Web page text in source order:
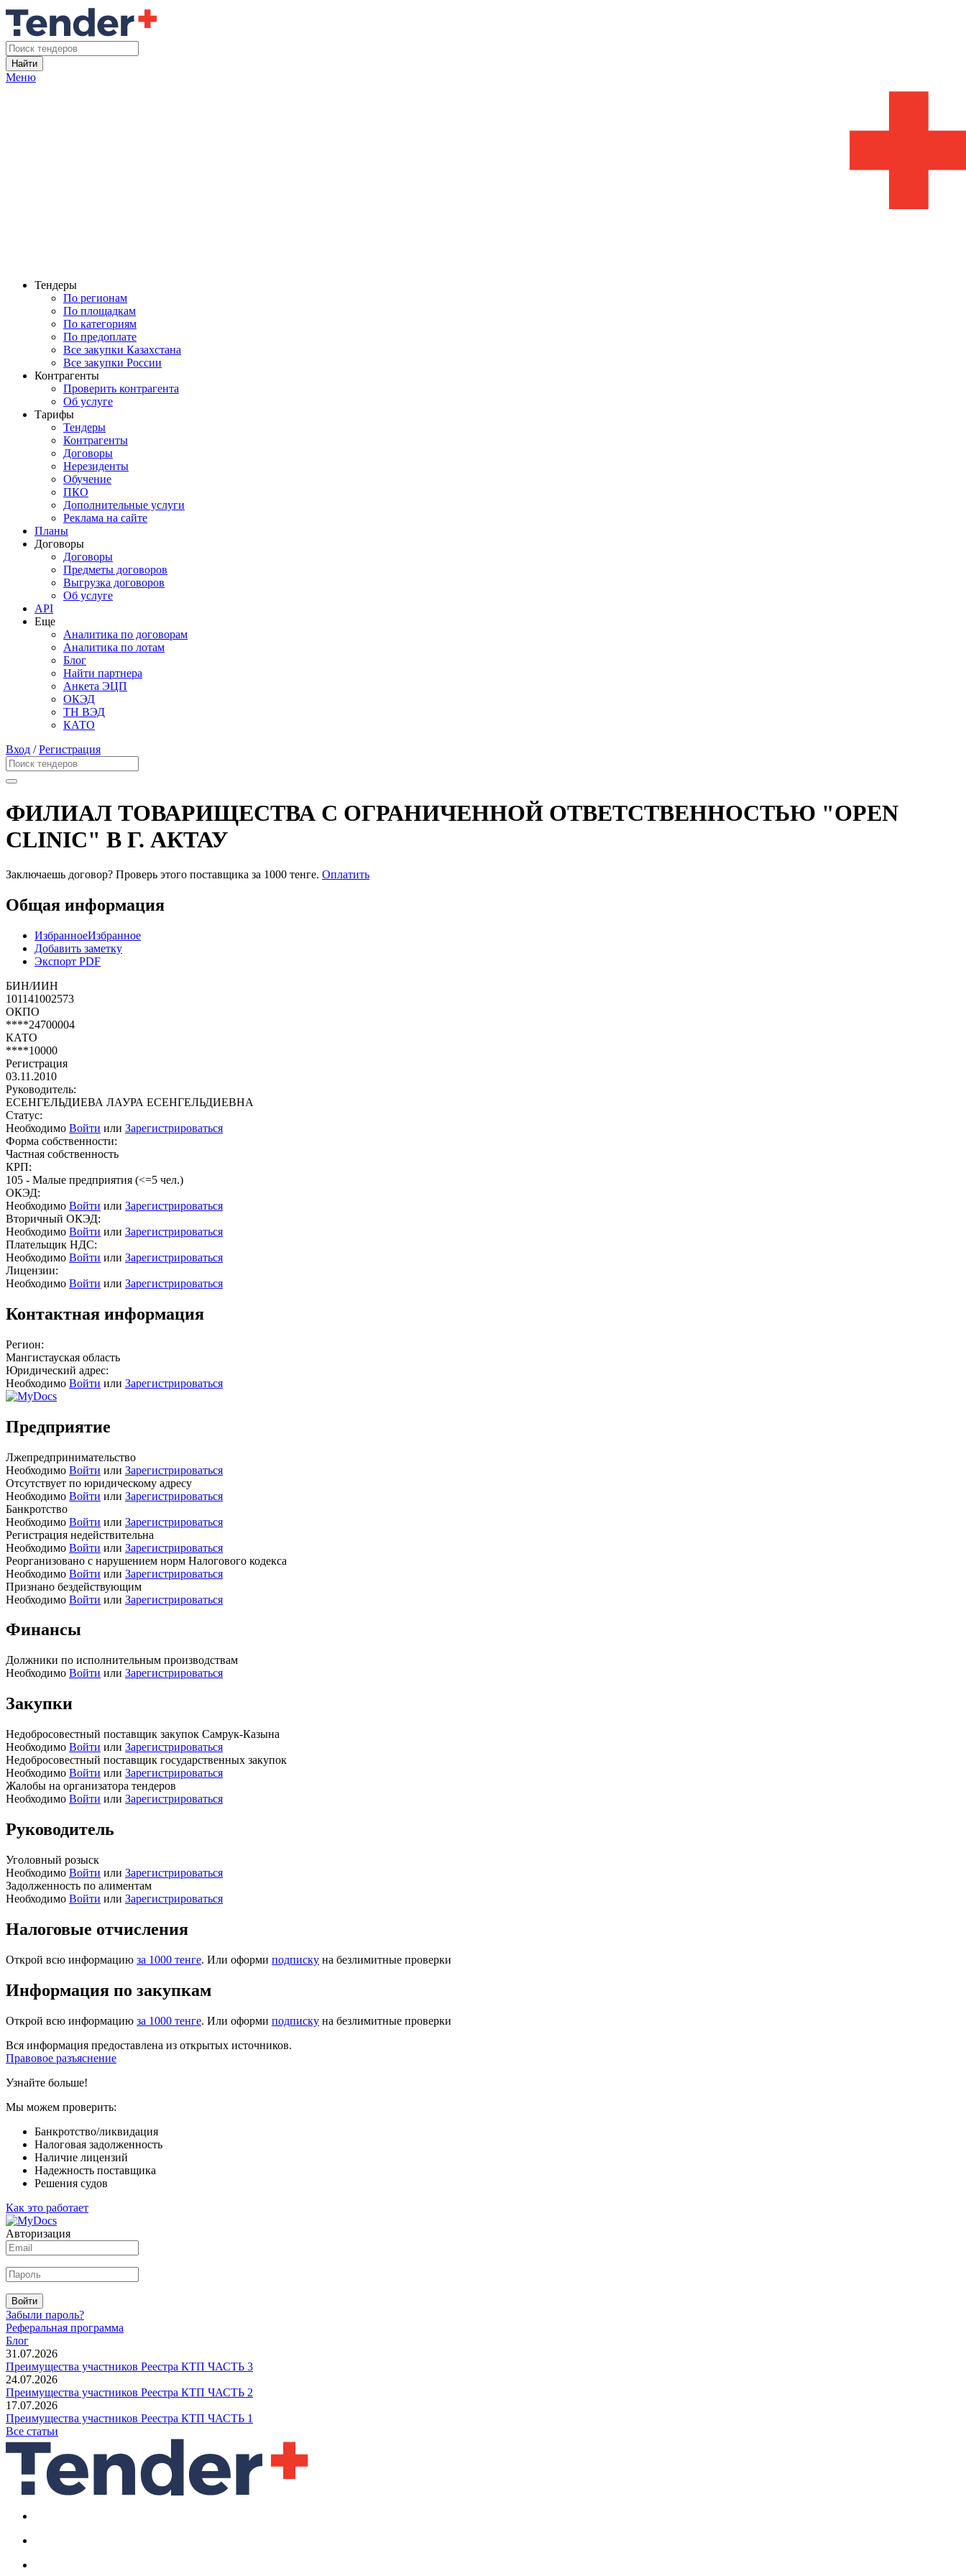
Найти
Меню
Тендеры
По регионам
По площадкам
По категориям
По предоплате
Все закупки Казахстана
Все закупки России
Контрагенты
Проверить контрагента
Об услуге
Тарифы
Тендеры
Контрагенты
Договоры
Нерезиденты
Обучение
ПКО
Дополнительные услуги
Реклама на сайте
Планы
Договоры
Договоры
Предметы договоров
Выгрузка договоров
Об услуге
API
Еще
Аналитика по договорам
Аналитика по лотам
Блог
Найти партнера
Анкета ЭЦП
ОКЭД
ТН ВЭД
КАТО
Вход /Регистрация
ФИЛИАЛ ТОВАРИЩЕСТВА С ОГРАНИЧЕННОЙ ОТВЕТСТВЕННОСТЬЮ "OPEN
CLINIC" В Г. АКТАУ
Заключаешь договор? Проверь этого поставщика за 1000 тенге. Оплатить
Общая информация
ИзбранноеИзбранное
Добавить заметку
Экспорт PDF
БИН/ИИН
101141002573
ОКПО
****24700004
КАТО
****10000
Регистрация
03.11.2010
Руководитель:
ЕСЕНГЕЛЬДИЕВА ЛАУРА ЕСЕНГЕЛЬДИЕВНА
Статус:
Необходимо Войти или Зарегистрироваться
Форма собственности:
Частная собственность
КРП:
105 - Малые предприятия (<=5 чел.)
ОКЭД:
Необходимо Войти или Зарегистрироваться
Вторичный ОКЭД:
Необходимо Войти или Зарегистрироваться
Плательщик НДС:
Необходимо Войти или Зарегистрироваться
Лицензии:
Необходимо Войти или Зарегистрироваться
Контактная информация
Регион:
Мангистауская область
Юридический адрес:
Необходимо Войти или Зарегистрироваться
Предприятие
Лжепредпринимательство
Необходимо Войти или Зарегистрироваться
Отсутствует по юридическому адресу
Необходимо Войти или Зарегистрироваться
Банкротство
Необходимо Войти или Зарегистрироваться
Регистрация недействительна
Необходимо Войти или Зарегистрироваться
Реорганизовано с нарушением норм Налогового кодекса
Необходимо Войти или Зарегистрироваться
Признано бездействующим
Необходимо Войти или Зарегистрироваться
Финансы
Должники по исполнительным производствам
Необходимо Войти или Зарегистрироваться
Закупки
Недобросовестный поставщик закупок Самрук-Казына
Необходимо Войти или Зарегистрироваться
Недобросовестный поставщик государственных закупок
Необходимо Войти или Зарегистрироваться
Жалобы на организатора тендеров
Необходимо Войти или Зарегистрироваться
Руководитель
Уголовный розыск
Необходимо Войти или Зарегистрироваться
Задолженность по алиментам
Необходимо Войти или Зарегистрироваться
Налоговые отчисления
Открой всю информацию за 1000 тенге. Или оформи подписку на безлимитные проверки
Информация по закупкам
Открой всю информацию за 1000 тенге. Или оформи подписку на безлимитные проверки
Вся информация предоставлена из открытых источников.
Правовое разъяснение
Узнайте больше!
Мы можем проверить:
Банкротство/ликвидация
Налоговая задолженность
Наличие лицензий
Надежность поставщика
Решения судов
Как это работает
Авторизация
Войти
Забыли пароль?
Реферальная программа
Блог
31.07.2026
Преимущества участников Реестра КТП ЧАСТЬ 3
24.07.2026
Преимущества участников Реестра КТП ЧАСТЬ 2
17.07.2026
Преимущества участников Реестра КТП ЧАСТЬ 1
Все статьи